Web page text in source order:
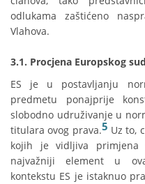
odlukama zaštićeno
Vlahova.
3.1. Procjena Europskog
ES je u postavljanju
predmetu ponajprije
slobodno udruživanje u
titulara ovog prava.5 Uz to,
kojih je vidljiva primjena
najvažniji element u
kontekstu ES je istaknuo